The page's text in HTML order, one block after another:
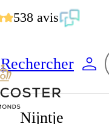
538 avis
Rechercher
Nijntje